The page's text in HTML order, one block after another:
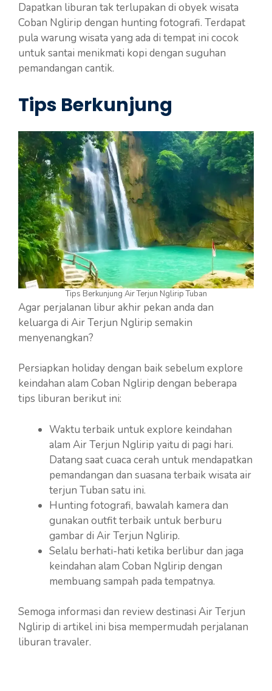
Dapatkan liburan tak terlupakan di obyek wisata
Coban Nglirip dengan hunting fotografi. Terdapat
pula warung wisata yang ada di tempat ini cocok
untuk santai menikmati kopi dengan suguhan
pemandangan cantik.
Tips Berkunjung
Tips Berkunjung Air Terjun Nglirip Tuban
Agar perjalanan libur akhir pekan anda dan
keluarga di Air Terjun Nglirip semakin
menyenangkan?
Persiapkan holiday dengan baik sebelum explore
keindahan alam Coban Nglirip dengan beberapa
tips liburan berikut ini:
Waktu terbaik untuk explore keindahan
alam Air Terjun Nglirip yaitu di pagi hari.
Datang saat cuaca cerah untuk mendapatkan
pemandangan dan suasana terbaik wisata air
terjun Tuban satu ini.
Hunting fotografi, bawalah kamera dan
gunakan outfit terbaik untuk berburu
gambar di Air Terjun Nglirip.
Selalu berhati-hati ketika berlibur dan jaga
keindahan alam Coban Nglirip dengan
membuang sampah pada tempatnya.
Semoga informasi dan review destinasi Air Terjun
Nglirip di artikel ini bisa mempermudah perjalanan
liburan travaler.